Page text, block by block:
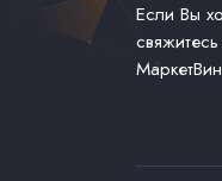
Если Вы